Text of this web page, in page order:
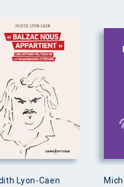
Lyon-Caen